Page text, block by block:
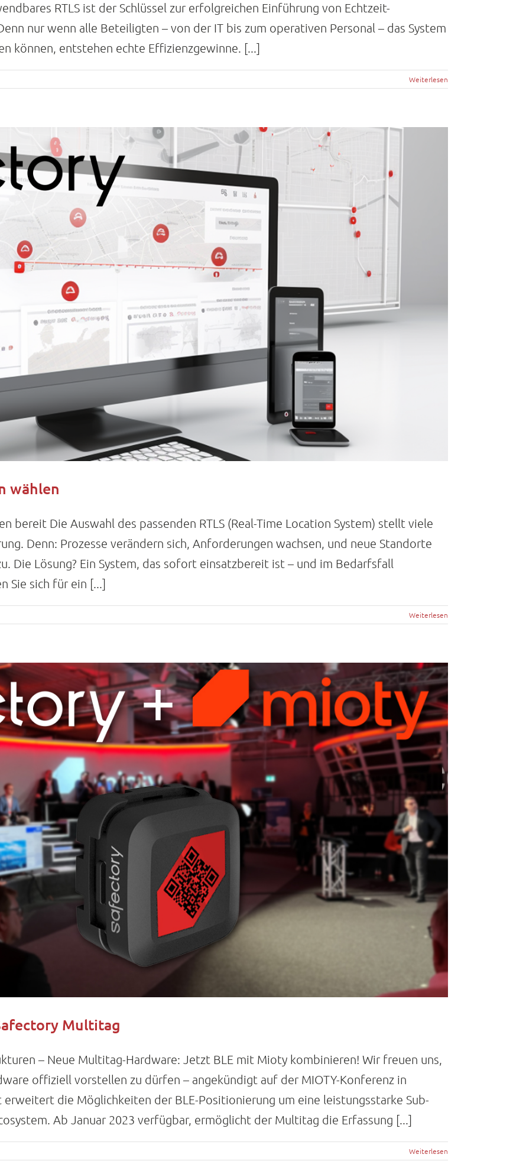
RTLS ist der Schlüssel zur erfolgreichen Einführung von Echtzeit-
nur wenn alle Beteiligten – von der IT bis zum operativen Personal – das System
können, entstehen echte Effizienzgewinne. [...]
Weiterlesen
wählen
bereit Die Auswahl des passenden RTLS (Real-Time Location System) stellt viele
Denn: Prozesse verändern sich, Anforderungen wachsen, und neue Standorte
Die Lösung? Ein System, das sofort einsatzbereit ist – und im Bedarfsfall
Sie sich für ein [...]
Weiterlesen
Multitag
– Neue Multitag-Hardware: Jetzt BLE mit Mioty kombinieren! Wir freuen uns,
offiziell vorstellen zu dürfen – angekündigt auf der MIOTY-Konferenz in
die Möglichkeiten der BLE-Positionierung um eine leistungsstarke Sub-
Ab Januar 2023 verfügbar, ermöglicht der Multitag die Erfassung [...]
Weiterlesen